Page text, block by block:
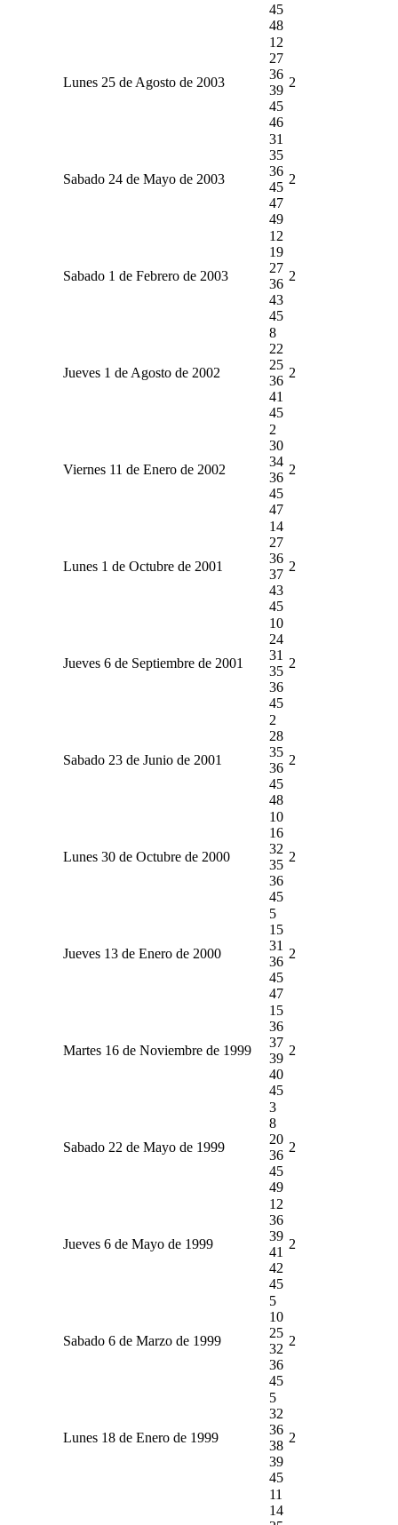
45
48
Lunes 25 de Agosto de 2003
12
27
36
39
45
46
2
Sabado 24 de Mayo de 2003
31
35
36
45
47
49
2
Sabado 1 de Febrero de 2003
12
19
27
36
43
45
2
Jueves 1 de Agosto de 2002
8
22
25
36
41
45
2
Viernes 11 de Enero de 2002
2
30
34
36
45
47
2
Lunes 1 de Octubre de 2001
14
27
36
37
43
45
2
Jueves 6 de Septiembre de 2001
10
24
31
35
36
45
2
Sabado 23 de Junio de 2001
2
28
35
36
45
48
2
Lunes 30 de Octubre de 2000
10
16
32
35
36
45
2
Jueves 13 de Enero de 2000
5
15
31
36
45
47
2
Martes 16 de Noviembre de 1999
15
36
37
39
40
45
2
Sabado 22 de Mayo de 1999
3
8
20
36
45
49
2
Jueves 6 de Mayo de 1999
12
36
39
41
42
45
2
Sabado 6 de Marzo de 1999
5
10
25
32
36
45
2
Lunes 18 de Enero de 1999
5
32
36
38
39
45
2
11
14